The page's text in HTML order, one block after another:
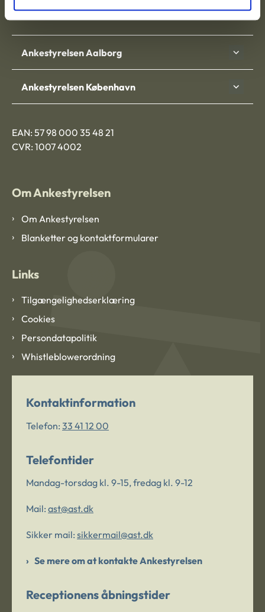
9000 Aalborg
Ankestyrelsen Aalborg
Ankestyrelsen København
EAN: 57 98 000 35 48 21
CVR: 1007 4002
Om Ankestyrelsen
Om Ankestyrelsen
Blanketter og kontaktformularer
Links
Tilgængelighedserklæring
Cookies
Persondatapolitik
Whistleblowerordning
Kontaktinformation
Telefon: 33 41 12 00
Telefontider
Mandag-torsdag kl. 9-15, fredag kl. 9-12
Mail: ast@ast.dk
Sikker mail: sikkermail@ast.dk
Se mere om at kontakte Ankestyrelsen
Receptionens åbningstider